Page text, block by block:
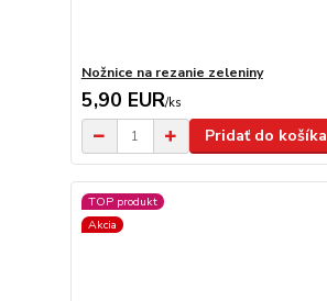
Nožnice na rezanie zeleniny
5,90 EUR/ks
Pridať do košíka
TOP produkt
Akcia